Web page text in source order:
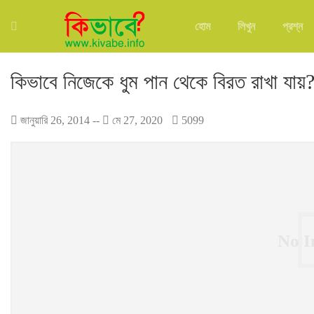
হোম লিখুন প্রশ্ন
কিভাবে নিজেকে ধুম পান থেকে বিরত রাখা যায়?
জানুয়ারি 26, 2014 -- মে 27, 2020 5099